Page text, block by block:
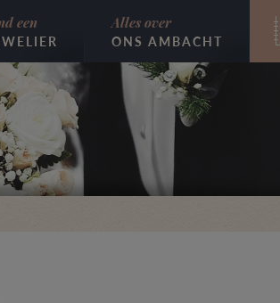
een
Alles over
ONS AMBACHT